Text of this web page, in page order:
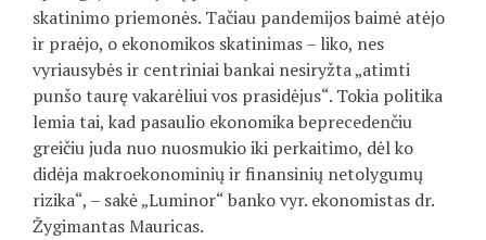
skatinimo priemonės. Tačiau pandemijos baimė atėjo
ir praėjo, o ekonomikos skatinimas – liko, nes
vyriausybės ir centriniai bankai nesiryžta „atimti
punšo taurę vakarėliui vos prasidėjus“. Tokia politika
lemia tai, kad pasaulio ekonomika beprecedenčiu
greičiu juda nuo nuosmukio iki perkaitimo, dėl ko
didėja makroekonominių ir finansinių netolygumų
rizika“, – sakė „Luminor“ banko vyr. ekonomistas dr.
Žygimantas Mauricas.